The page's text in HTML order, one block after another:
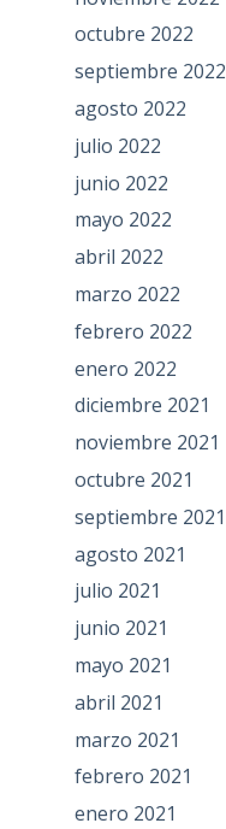
octubre 2022
septiembre 2022
agosto 2022
julio 2022
junio 2022
mayo 2022
abril 2022
marzo 2022
febrero 2022
enero 2022
diciembre 2021
noviembre 2021
octubre 2021
septiembre 2021
agosto 2021
julio 2021
junio 2021
mayo 2021
abril 2021
marzo 2021
febrero 2021
enero 2021